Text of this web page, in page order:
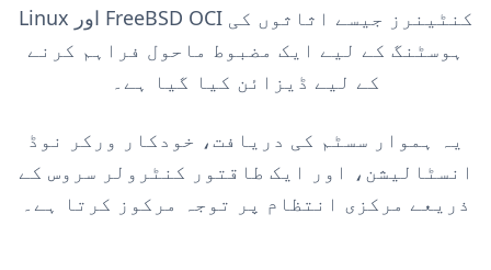
Linux اور FreeBSD OCI کنٹینرز جیسے اثاثوں کی
ہوسٹنگ کے لیے ایک مضبوط ماحول فراہم کرنے
کے لیے ڈیزائن کیا گیا ہے۔
یہ ہموار سسٹم کی دریافت، خودکار ورکر نوڈ
انسٹالیشن، اور ایک طاقتور کنٹرولر سروس کے
ذریعے مرکزی انتظام پر توجہ مرکوز کرتا ہے۔